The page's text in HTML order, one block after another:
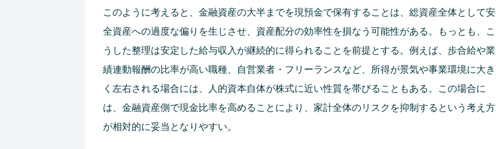
このように考えると、金融資産の大半までを現預金で保有することは、総資産全体として安
全資産への過度な偏りを生じさせ、資産配分の効率性を損なう可能性がある。もっとも、こ
うした整理は安定した給与収入が継続的に得られることを前提とする。例えば、歩合給や業
績連動報酬の比率が高い職種、自営業者・フリーランスなど、所得が景気や事業環境に大き
く左右される場合には、人的資本自体が株式に近い性質を帯びることもある。この場合に
は、金融資産側で現金比率を高めることにより、家計全体のリスクを抑制するという考え方
が相対的に妥当となりやすい。